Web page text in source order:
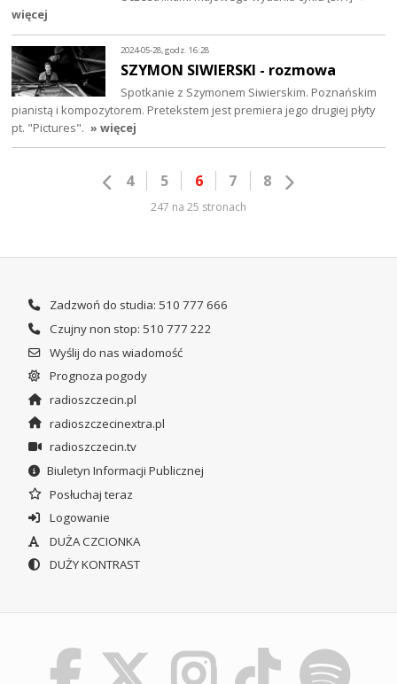
więcej
2024-05-28, godz. 16:28
SZYMON SIWIERSKI - rozmowa
Spotkanie z Szymonem Siwierskim. Poznańskim
pianistą i kompozytorem. Pretekstem jest premiera jego drugiej płyty
pt. "Pictures". » więcej
4 5 6 7 8
247 na 25 stronach
Zadzwoń do studia: 510 777 666
Czujny non stop: 510 777 222
Wyślij do nas wiadomość
Prognoza pogody
radioszczecin.pl
radioszczecinextra.pl
radioszczecin.tv
Biuletyn Informacji Publicznej
Posłuchaj teraz
Logowanie
DUŻA CZCIONKA
DUŻY KONTRAST